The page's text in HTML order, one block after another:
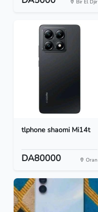
Bir El Djir
tlphone shaomi Mi14t
DA80000 Oran